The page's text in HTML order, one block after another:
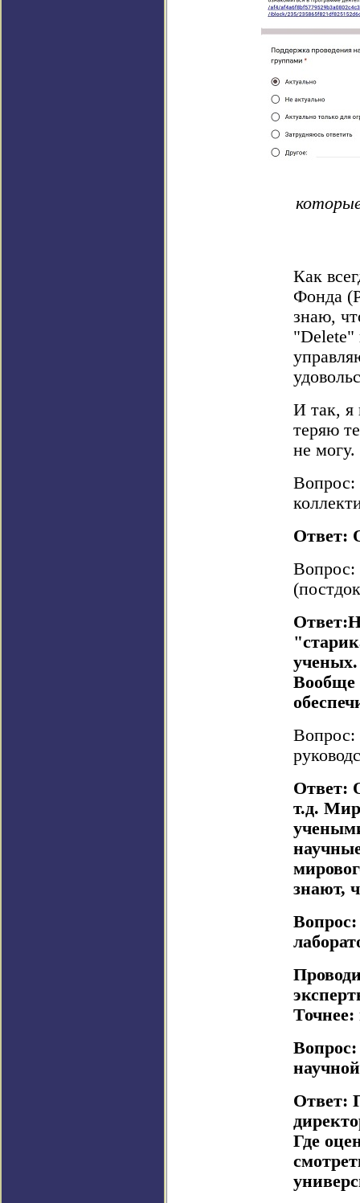
Как
Фонда
знаю,
"Delete"
И так, я
теряю
не могу.
Вопрос:
Ответ:
Вопрос:
Вообще
Вопрос:
Ответ:
т.д. Мир
знают,
Точнее:
Ответ:
Где